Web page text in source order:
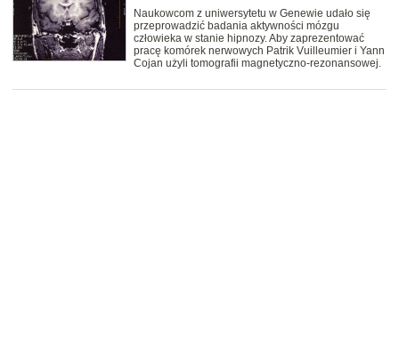
Naukowcom z uniwersytetu w Genewie udało się
przeprowadzić badania aktywności mózgu
człowieka w stanie hipnozy. Aby zaprezentować
pracę komórek nerwowych Patrik Vuilleumier i Yann
Cojan użyli tomografii magnetyczno-rezonansowej.